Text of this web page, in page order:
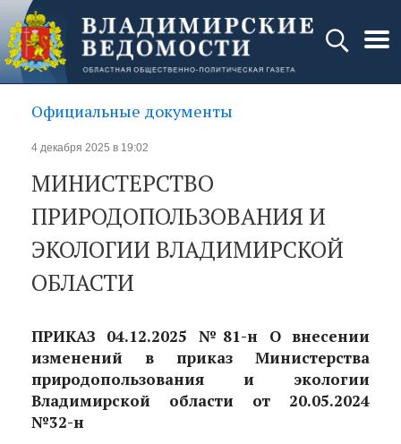
Официальные документы
4 декабря 2025 в 19:02
МИНИСТЕРСТВО
ПРИРОДОПОЛЬЗОВАНИЯ И
ЭКОЛОГИИ ВЛАДИМИРСКОЙ
ОБЛАСТИ
ПРИКАЗ 04.12.2025 №81-н О внесении
изменений в приказ Министерства
природопользования и экологии
Владимирской области от 20.05.2024
№32-н